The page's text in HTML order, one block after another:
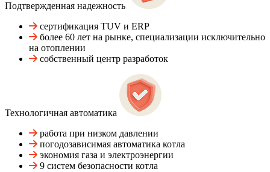
Подтвержденная надежность
сертификация TUV и ERP
более 60 лет на рынке, специализации исключительно
на отоплении
собственный центр разработок
Технологичная автоматика
работа при низком давлении
погодозависимая автоматика котла
экономия газа и электроэнергии
9 систем безопасности котла